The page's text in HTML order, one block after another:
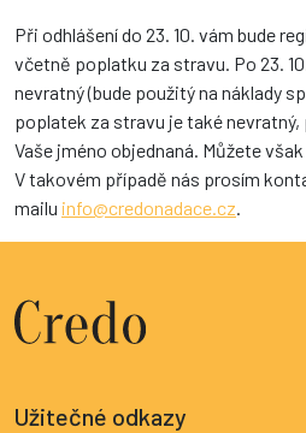
Při odhlášení do 23. 10. vám bude
včetně poplatku za stravu. Po 23.
nevratný (bude použitý na náklady
poplatek za stravu je také
Vaše jméno objednaná. Můžete
V takovém případě nás prosím
mailu info@credonadace.cz.
Užitečné odkazy